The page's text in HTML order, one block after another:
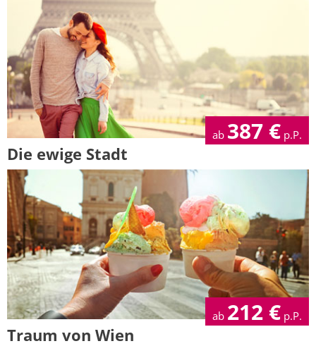
ab 387 € p.P.
Die ewige Stadt
ab 212 € p.P.
Traum von Wien